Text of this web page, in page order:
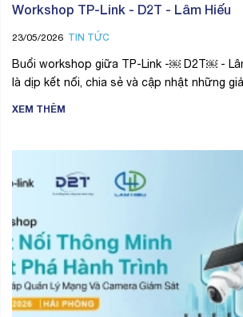
Workshop TP-Link - D2T - Lâm Hiếu
23/05/2026 TIN TỨC
Buổi workshop giữa TP-Link -￼ D2T￼ -
là dịp kết nối, chia sẻ và cập nhật những
XEM THÊM